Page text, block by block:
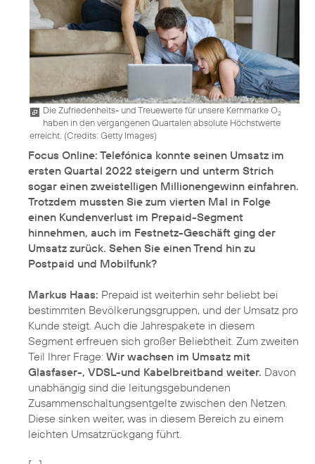
Die Zufriedenheits- und Treuewerte für unsere Kernmarke O2
haben in den vergangenen Quartalen absolute Höchstwerte
erreicht. (Credits: Getty Images)
Focus Online: Telefónica konnte seinen Umsatz im
ersten Quartal 2022 steigern und unterm Strich
sogar einen zweistelligen Millionengewinn einfahren.
Trotzdem mussten Sie zum vierten Mal in Folge
einen Kundenverlust im Prepaid-Segment
hinnehmen, auch im Festnetz-Geschäft ging der
Umsatz zurück. Sehen Sie einen Trend hin zu
Postpaid und Mobilfunk?
Markus Haas: Prepaid ist weiterhin sehr beliebt bei
bestimmten Bevölkerungsgruppen, und der Umsatz pro
Kunde steigt. Auch die Jahrespakete in diesem
Segment erfreuen sich großer Beliebtheit. Zum zweiten
Teil Ihrer Frage: Wir wachsen im Umsatz mit
Glasfaser-, VDSL-und Kabelbreitband weiter. Davon
unabhängig sind die leitungsgebundenen
Zusammenschaltungsentgelte zwischen den Netzen.
Diese sinken weiter, was in diesem Bereich zu einem
leichten Umsatzrückgang führt.